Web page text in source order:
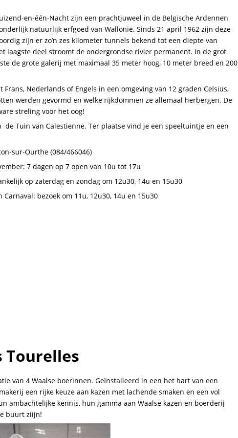
en-één-Nacht zijn een prachtjuweel in de Belgische Ardennen
natuurlijk erfgoed van Wallonië. Sinds 21 april 1962 zijn deze
zijn er zo’n zes kilometer tunnels bekend tot een diepte van
laagste deel stroomt de ondergrondse rivier permanent. In de grot
de grote galerij met maximaal 35 meter hoog, 10 meter breed en 200
Nederlands of Engels in een omgeving van 12 graden Celsius,
werden gevormd en welke rijkdommen ze allemaal herbergen. De
streling voor het oog!
Tuin van Calestienne. Ter plaatse vind je een speeltuintje en een
sur-Ourthe (084/466046)
7 dagen op 7 open van 10u tot 17u
op zaterdag en zondag om 12u30, 14u en 15u30
bezoek om 11u, 12u30, 14u en 15u30
Tourelles
van 4 Waalse boerinnen. Geïnstalleerd in een het hart van een
een rijke keuze aan kazen met lachende smaken en een vol
ambachtelijke kennis, hun gamma aan Waalse kazen en boerderij
buurt ziijn!